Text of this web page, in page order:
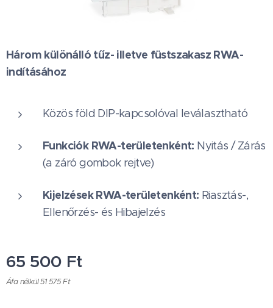
Három különálló tűz- illetve füstszakasz RWA-
indításához
Közös föld DIP-kapcsolóval leválasztható
Funkciók RWA-területenként: Nyitás / Zárás
(a záró gombok rejtve)
Kijelzések RWA-területenként: Riasztás-,
Ellenőrzés- és Hibajelzés
65 500 Ft
Áfa nélkül 51 575 Ft